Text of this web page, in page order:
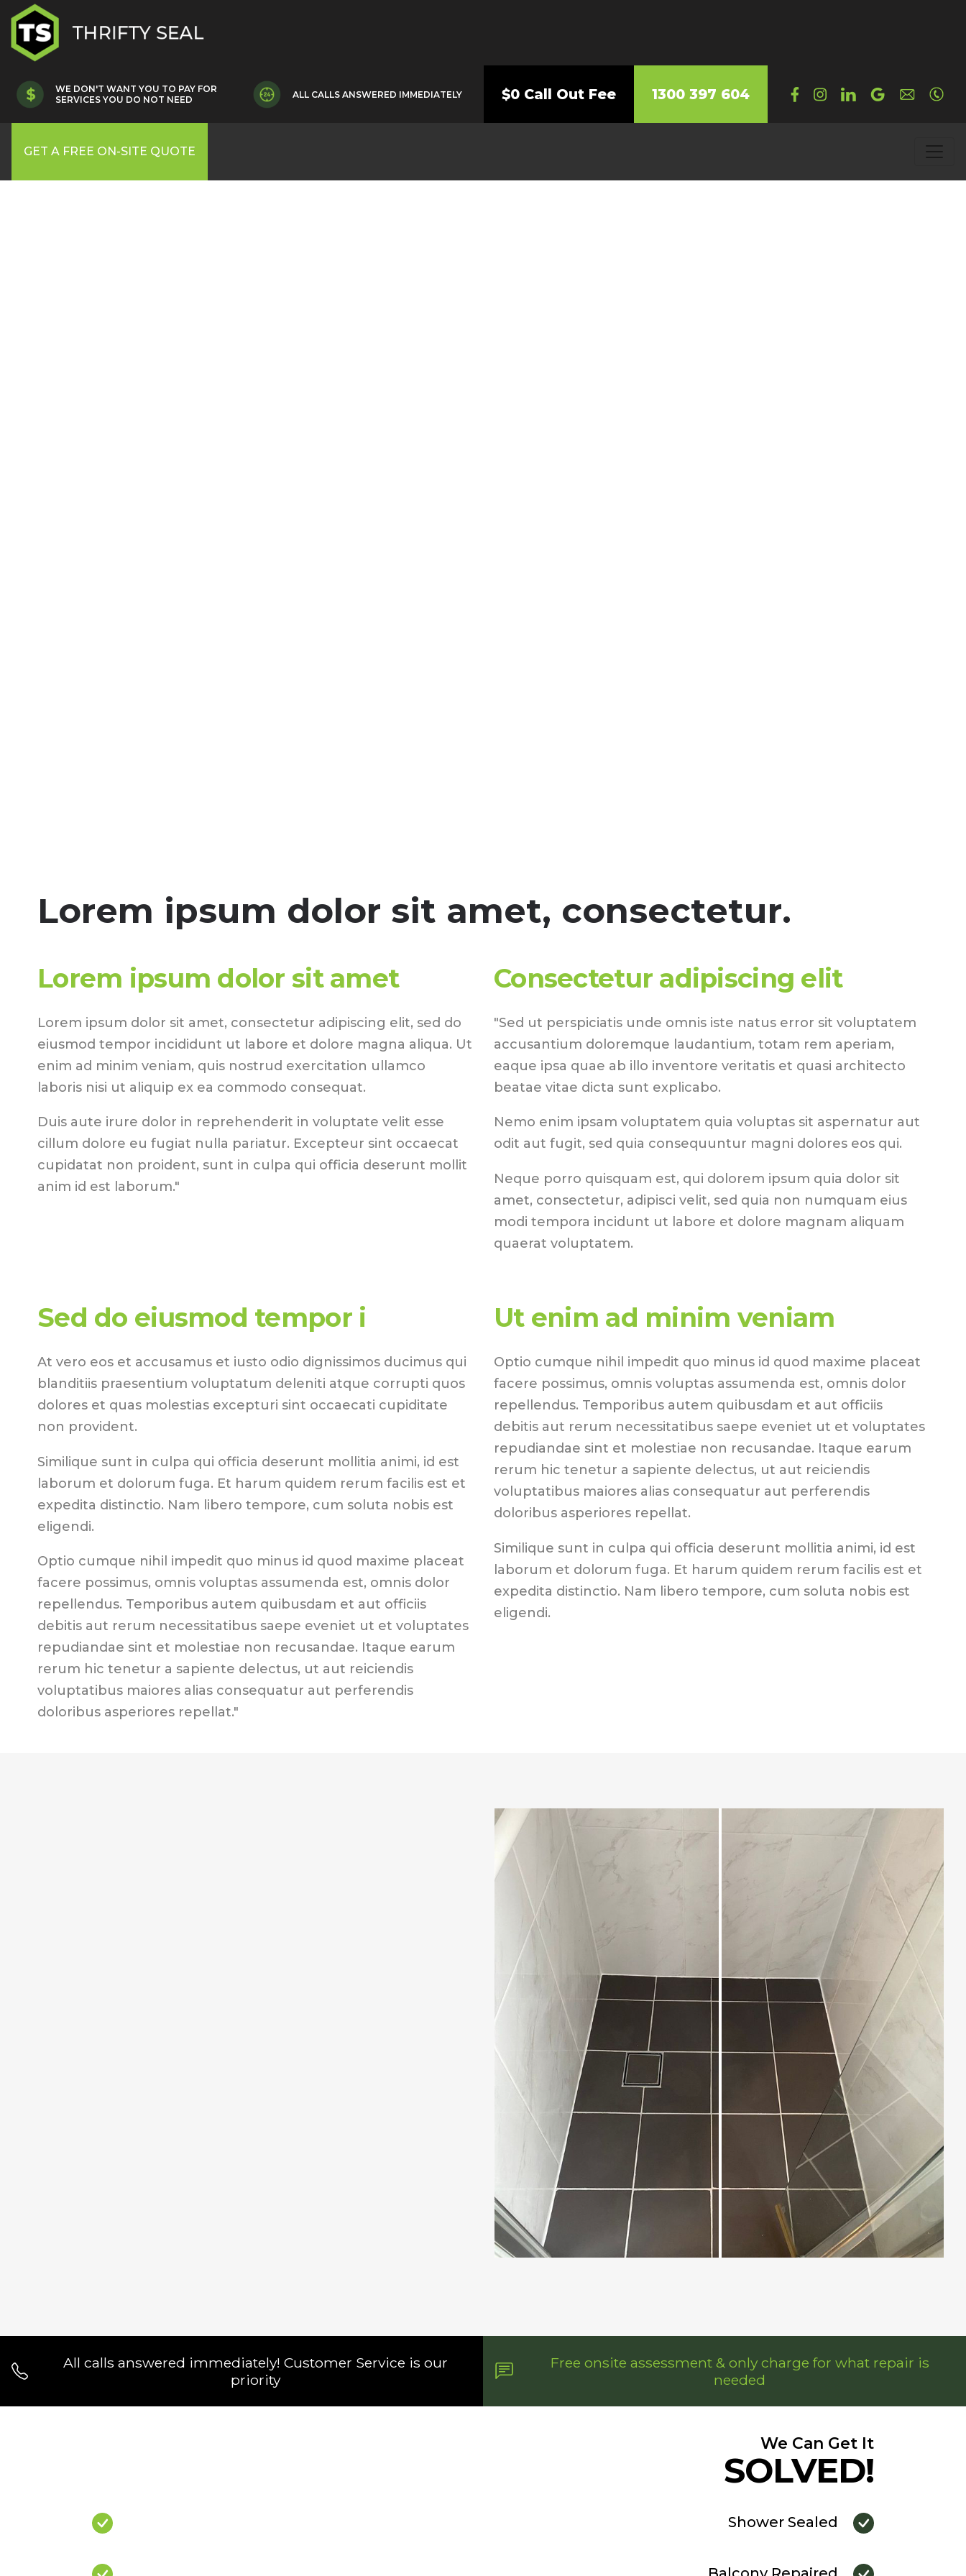
WE DON'T WANT YOU TO PAY FOR
SERVICES YOU DO NOT NEED
ALL CALLS ANSWERED IMMEDIATELY $0 Call Out Fee 1300 397 604
GET A FREE ON-SITE QUOTE
Lorem ipsum dolor sit amet, consectetur.
Lorem ipsum dolor sit amet
Lorem ipsum dolor sit amet, consectetur adipiscing elit, sed do
eiusmod tempor incididunt ut labore et dolore magna aliqua. Ut
enim ad minim veniam, quis nostrud exercitation ullamco
laboris nisi ut aliquip ex ea commodo consequat.
Duis aute irure dolor in reprehenderit in voluptate velit esse
cillum dolore eu fugiat nulla pariatur. Excepteur sint occaecat
cupidatat non proident, sunt in culpa qui officia deserunt mollit
anim id est laborum."
Consectetur adipiscing elit
"Sed ut perspiciatis unde omnis iste natus error sit voluptatem
accusantium doloremque laudantium, totam rem aperiam,
eaque ipsa quae ab illo inventore veritatis et quasi architecto
beatae vitae dicta sunt explicabo.
Nemo enim ipsam voluptatem quia voluptas sit aspernatur aut
odit aut fugit, sed quia consequuntur magni dolores eos qui.
Neque porro quisquam est, qui dolorem ipsum quia dolor sit
amet, consectetur, adipisci velit, sed quia non numquam eius
modi tempora incidunt ut labore et dolore magnam aliquam
quaerat voluptatem.
Sed do eiusmod tempor i
At vero eos et accusamus et iusto odio dignissimos ducimus qui
blanditiis praesentium voluptatum deleniti atque corrupti quos
dolores et quas molestias excepturi sint occaecati cupiditate
non provident.
Similique sunt in culpa qui officia deserunt mollitia animi, id est
laborum et dolorum fuga. Et harum quidem rerum facilis est et
expedita distinctio. Nam libero tempore, cum soluta nobis est
eligendi.
Optio cumque nihil impedit quo minus id quod maxime placeat
facere possimus, omnis voluptas assumenda est, omnis dolor
repellendus. Temporibus autem quibusdam et aut officiis
debitis aut rerum necessitatibus saepe eveniet ut et voluptates
repudiandae sint et molestiae non recusandae. Itaque earum
rerum hic tenetur a sapiente delectus, ut aut reiciendis
voluptatibus maiores alias consequatur aut perferendis
doloribus asperiores repellat."
Ut enim ad minim veniam
Optio cumque nihil impedit quo minus id quod maxime placeat
facere possimus, omnis voluptas assumenda est, omnis dolor
repellendus. Temporibus autem quibusdam et aut officiis
debitis aut rerum necessitatibus saepe eveniet ut et voluptates
repudiandae sint et molestiae non recusandae. Itaque earum
rerum hic tenetur a sapiente delectus, ut aut reiciendis
voluptatibus maiores alias consequatur aut perferendis
doloribus asperiores repellat.
Similique sunt in culpa qui officia deserunt mollitia animi, id est
laborum et dolorum fuga. Et harum quidem rerum facilis est et
expedita distinctio. Nam libero tempore, cum soluta nobis est
eligendi.
All calls answered immediately! Customer Service is our
priority
Free onsite assessment & only charge for what repair is
needed
We Can Get It
SOLVED!
Shower Sealed